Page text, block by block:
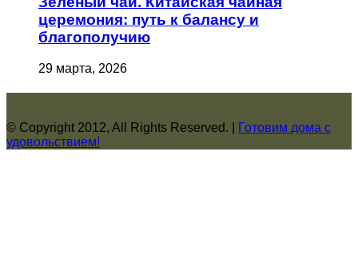
церемония: путь к балансу и
благополучию
29 марта, 2026
© Copyright 2012, All Rights Reserved. |
Готовим дома с
удовольствием!